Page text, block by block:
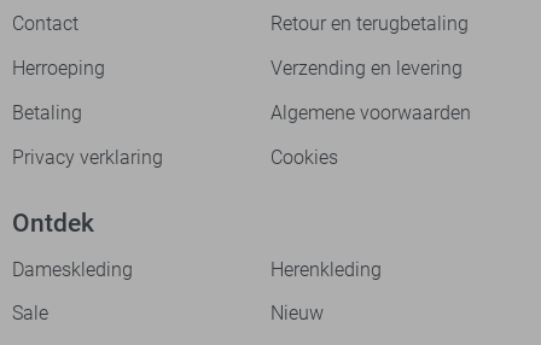
Contact
Retour en terugbetaling
Herroeping
Verzending en levering
Betaling
Algemene voorwaarden
Privacy verklaring
Cookies
Ontdek
Dameskleding
Herenkleding
Sale
Nieuw